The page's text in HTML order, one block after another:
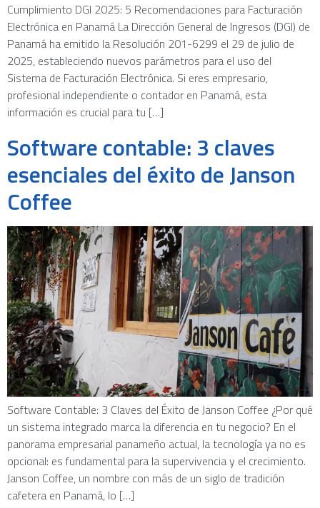
Cumplimiento DGI 2025: 5 Recomendaciones para Facturación
Electrónica en Panamá La Dirección General de Ingresos (DGI) de
Panamá ha emitido la Resolución 201-6299 el 29 de julio de
2025, estableciendo nuevos parámetros para el uso del
Sistema de Facturación Electrónica. Si eres empresario,
profesional independiente o contador en Panamá, esta
información es crucial para tu […]
Software contable: 3 claves
esenciales del éxito de Janson
Coffee
Software Contable: 3 Claves del Éxito de Janson Coffee ¿Por qué
un sistema integrado marca la diferencia en tu negocio? En el
panorama empresarial panameño actual, la tecnología ya no es
opcional: es fundamental para la supervivencia y el crecimiento.
Janson Coffee, un nombre con más de un siglo de tradición
cafetera en Panamá, lo […]